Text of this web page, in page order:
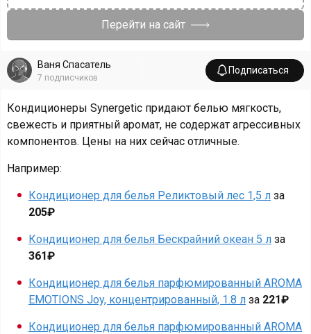
Перейти на сайт
Ваня Спасатель
7 подписчиков
Подписаться
Кондиционеры Synergetic придают белью мягкость,
свежесть и приятный аромат, не содержат агрессивных
компонентов. Цены на них сейчас отличные.
Например:
Кондиционер для белья Реликтовый лес 1,5 л за
205₽
Кондиционер для белья Бескрайний океан 5 л за
361₽
Кондиционер для белья парфюмированный AROMA
EMOTIONS Joy, концентрированный, 1.8 л за 221₽
Кондиционер для белья парфюмированный AROMA